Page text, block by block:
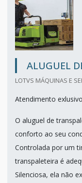
ALUGUEL
LOTVS MÁQUINAS E
Atendimento
O aluguel de
conforto ao seu
Controlada por um
transpaleteira é
Silenciosa, ela não